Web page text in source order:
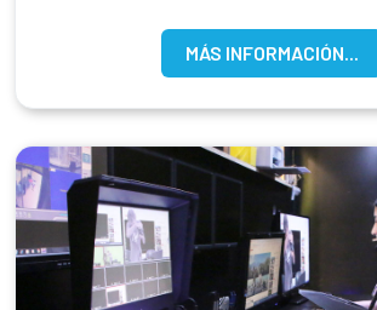
MÁS INFORMACIÓN...